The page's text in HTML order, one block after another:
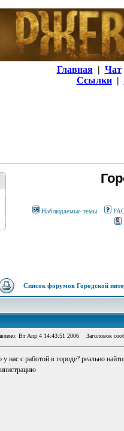
Главная | Чат
Ссылки |
Наблюдаемые темы
Список форумов Городской
Вт Апр 4 14:43:51 2006 Заголовок
у нас с работой в городе? реально